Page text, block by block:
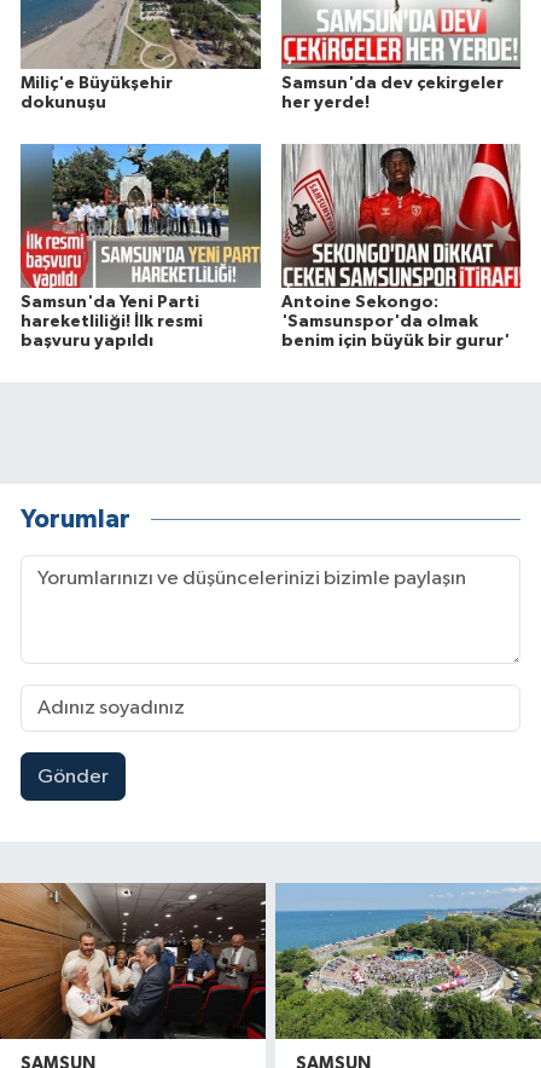
Miliç'e Büyükşehir
dokunuşu
Samsun'da dev çekirgeler
her yerde!
Samsun'da Yeni Parti
hareketliliği! İlk resmi
başvuru yapıldı
Antoine Sekongo:
'Samsunspor'da olmak
benim için büyük bir gurur'
Yorumlar
Gönder
SAMSUN SAMSUN